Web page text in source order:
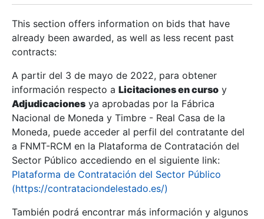
Show/Hide
Show/Hide
This section offers information on bids that have
already been awarded, as well as less recent past
contracts:
A partir del 3 de mayo de 2022, para obtener
información respecto a Licitaciones en curso y
Adjudicaciones ya aprobadas por la Fábrica
Nacional de Moneda y Timbre - Real Casa de la
Moneda, puede acceder al perfil del contratante del
a FNMT-RCM en la Plataforma de Contratación del
Sector Público accediendo en el siguiente link:
Plataforma de Contratación del Sector Público
(https://contrataciondelestado.es/)
También podrá encontrar más información y algunos